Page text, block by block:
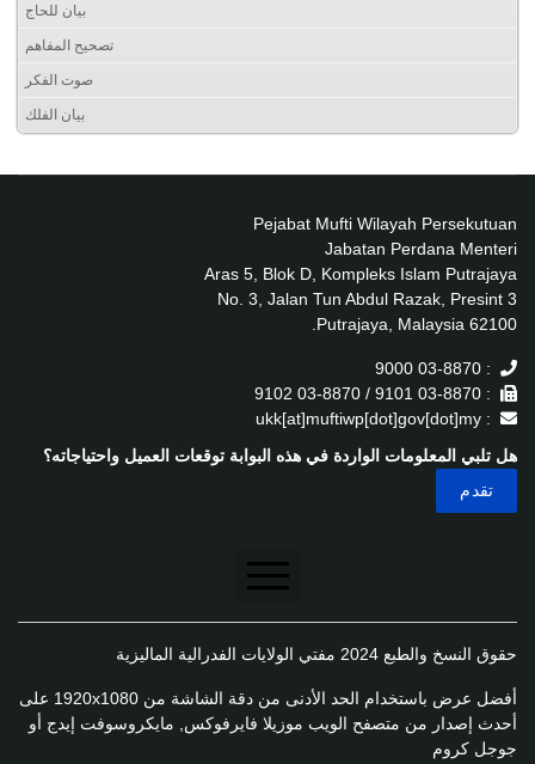
بيان للحاج
تصحيح المفاهم
صوت الفكر
بيان الفلك
Pejabat Mufti Wilayah Persekutuan
Jabatan Perdana Menteri
Aras 5, Blok D, Kompleks Islam Putrajaya
No. 3, Jalan Tun Abdul Razak, Presint 3
62100 Putrajaya, Malaysia.
: 03-8870 9000
: 03-8870 9101 / 03-8870 9102
: ukk[at]muftiwp[dot]gov[dot]my
هل تلبي المعلومات الواردة في هذه البوابة توقعات العميل واحتياجاته؟
تنصل
سياسة الخصوصية
سياسة الخصوصية
سياسة تطبيق الخصوصية
حقوق النسخ والطبع 2024 مفتي الولايات الفدرالية الماليزية
أفضل عرض باستخدام الحد الأدنى من دقة الشاشة من 1920x1080 على
أحدث إصدار من متصفح الويب موزيلا فايرفوكس, مايكروسوفت إيدج أو
جوجل كروم